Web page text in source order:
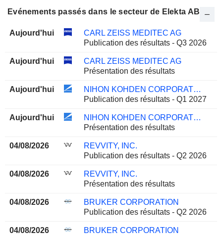
Evénements passés dans le secteur de Elekta AB
Aujourd'hui
CARL ZEISS MEDITEC AG
Publication des résultats - Q3 2026
Aujourd'hui
CARL ZEISS MEDITEC AG
Présentation des résultats
Aujourd'hui
NIHON KOHDEN CORPORATION
Publication des résultats - Q1 2027
Aujourd'hui
NIHON KOHDEN CORPORATION
Présentation des résultats
04/08/2026
REVVITY, INC.
Publication des résultats - Q2 2026
04/08/2026
REVVITY, INC.
Présentation des résultats
04/08/2026
BRUKER CORPORATION
Publication des résultats - Q2 2026
04/08/2026
BRUKER CORPORATION